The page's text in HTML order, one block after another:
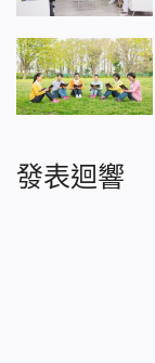
發表迴響